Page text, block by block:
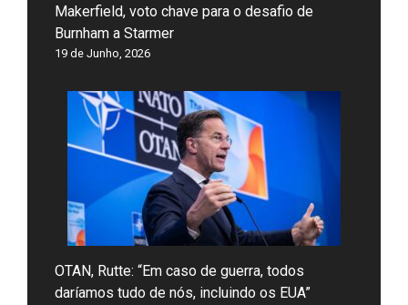
Makerfield, voto chave para o desafio de
Burnham a Starmer
19 de Junho, 2026
OTAN, Rutte: “Em caso de guerra, todos
daríamos tudo de nós, incluindo os EUA”